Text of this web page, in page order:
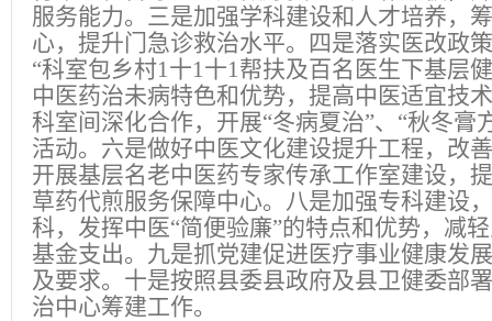
服务能力。三是加强学科建设和人才培养，
心，提升门急诊救治水平。四是落实医改政
“科室包乡村1十1十1帮扶及百名医生下基层
中医药治未病特色和优势，提高中医适宜技
科室间深化合作，开展“冬病夏治”、“秋冬膏
活动。六是做好中医文化建设提升工程，改
开展基层名老中医药专家传承工作室建设，
草药代煎服务保障中心。八是加强专科建设
科，发挥中医“简便验廉”的特点和优势，减
基金支出。九是抓党建促进医疗事业健康发
及要求。十是按照县委县政府及县卫健委部
治中心筹建工作。